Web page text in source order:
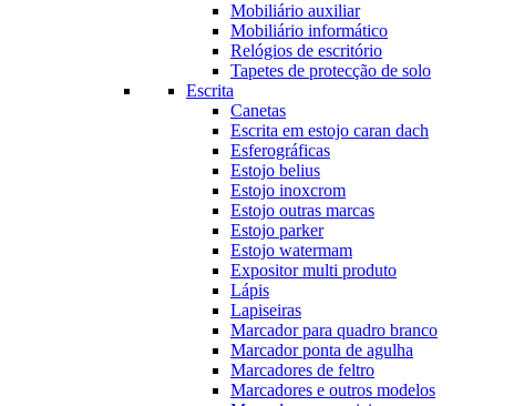
Mobiliário auxiliar
Mobiliário informático
Relógios de escritório
Tapetes de protecção de solo
Escrita
Canetas
Escrita em estojo caran dach
Esferográficas
Estojo belius
Estojo inoxcrom
Estojo outras marcas
Estojo parker
Estojo watermam
Expositor multi produto
Lápis
Lapiseiras
Marcador para quadro branco
Marcador ponta de agulha
Marcadores de feltro
Marcadores e outros modelos